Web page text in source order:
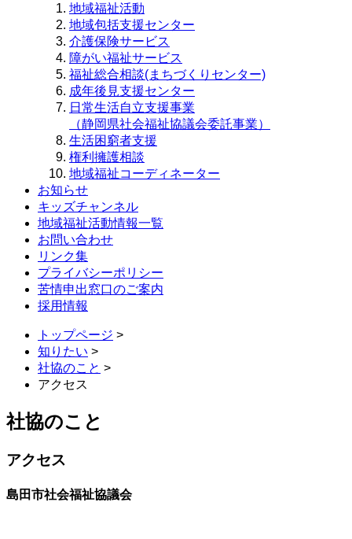
地域福祉活動
地域包括支援センター
介護保険サービス
障がい福祉サービス
福祉総合相談(まちづくりセンター)
成年後見支援センター
日常生活自立支援事業
（静岡県社会福祉協議会委託事業）
生活困窮者支援
権利擁護相談
地域福祉コーディネーター
お知らせ
キッズチャンネル
地域福祉活動情報一覧
お問い合わせ
リンク集
プライバシーポリシー
苦情申出窓口のご案内
採用情報
トップページ >
知りたい >
社協のこと >
アクセス
社協のこと
アクセス
島田市社会福祉協議会